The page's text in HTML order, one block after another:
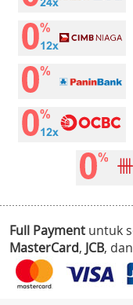
Full Payment untuk
MasterCard, JCB, dan